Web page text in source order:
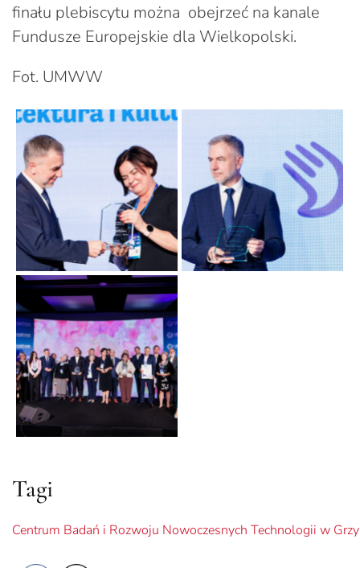
finału plebiscytu można obejrzeć na kanale
Fundusze Europejskie dla Wielkopolski.
Fot. UMWW
Tagi
Centrum Badań i Rozwoju Nowoczesnych Technologii w